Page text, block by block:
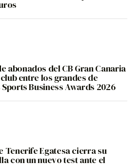
abonados del CB Gran Canaria
entre los grandes de
Business Awards 2026
Tenerife Egatesa cierra su
con un nuevo test ante el